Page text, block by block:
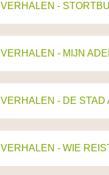
VERHALEN -
VERHALEN - MIJN
VERHALEN - DE STAD
VERHALEN - WIE